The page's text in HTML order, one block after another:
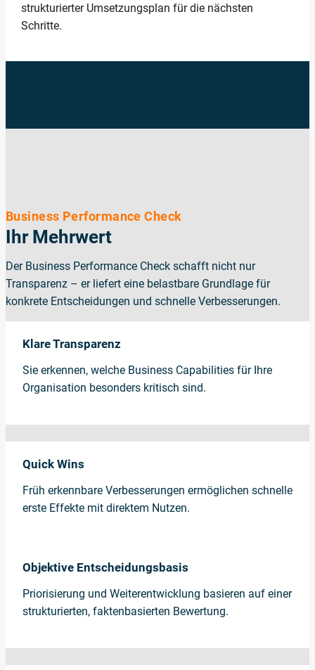
strukturierter Umsetzungsplan für die nächsten
Schritte.
Business Performance Check
Ihr Mehrwert
Der Business Performance Check schafft nicht nur
Transparenz – er liefert eine belastbare Grundlage für
konkrete Entscheidungen und schnelle Verbesserungen.
Klare Transparenz
Sie erkennen, welche Business Capabilities für Ihre
Organisation besonders kritisch sind.
Quick Wins
Früh erkennbare Verbesserungen ermöglichen schnelle
erste Effekte mit direktem Nutzen.
Objektive Entscheidungsbasis
Priorisierung und Weiterentwicklung basieren auf einer
strukturierten, faktenbasierten Bewertung.